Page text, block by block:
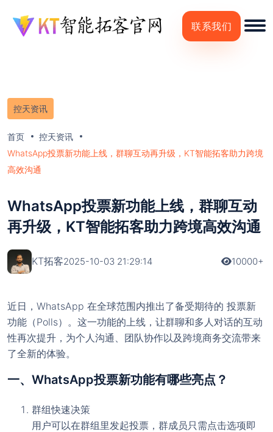
联系我们
控天资讯
首页
控天资讯
WhatsApp投票新功能上线，群聊互动再升级，KT智能拓客助力跨境
高效沟通
WhatsApp投票新功能上线，群聊互动
再升级，KT智能拓客助力跨境高效沟通
KT拓客2025-10-03 21:29:14 10000+
近日，WhatsApp 在全球范围内推出了备受期待的 投票新
功能 （Polls）。这一功能的上线，让群聊和多人对话的互动
性再次提升，为个人沟通、团队协作以及跨境商务交流带来
了全新的体验。
一、WhatsApp投票新功能有哪些亮点？
群组快速决策
用户可以在群组里发起投票，群成员只需点击选项即